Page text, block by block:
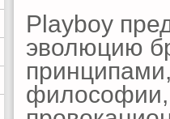
Playboy
эволюцию
философии,